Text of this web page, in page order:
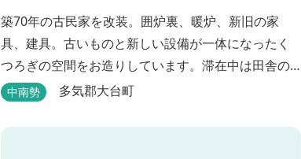
築70年の古民家を改装。囲炉裏、暖炉、新旧の家
具、建具。古いものと新しい設備が一体になったく
つろぎの空間をお造りしています。滞在中は田舎の
のんびりした時間、再生古民家の快適さをお楽しみ
20：00の間にお願いいたします。 《 チェックアウト
中南勢 多気郡大台町